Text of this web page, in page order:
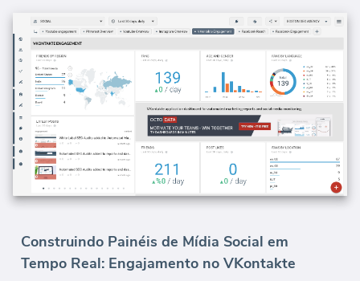
Construindo Painéis de Mídia Social em
Tempo Real: Engajamento no VKontakte